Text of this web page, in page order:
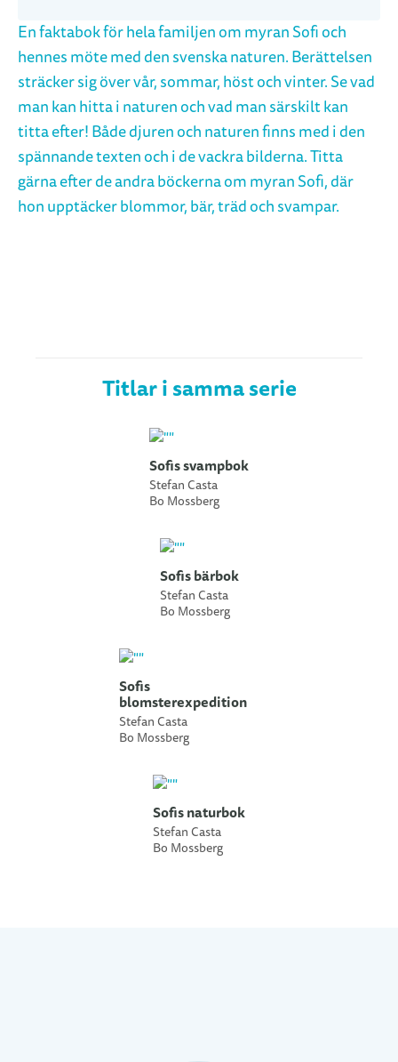
En faktabok för hela familjen om myran Sofi och
hennes möte med den svenska naturen. Berättelsen
sträcker sig över vår, sommar, höst och vinter. Se vad
man kan hitta i naturen och vad man särskilt kan
titta efter! Både djuren och naturen finns med i den
spännande texten och i de vackra bilderna. Titta
gärna efter de andra böckerna om myran Sofi, där
hon upptäcker blommor, bär, träd och svampar.
Titlar i samma serie
Sofis svampbok
Stefan Casta
Bo Mossberg
Sofis bärbok
Stefan Casta
Bo Mossberg
Sofis
blomsterexpedition
Stefan Casta
Bo Mossberg
Sofis naturbok
Stefan Casta
Bo Mossberg